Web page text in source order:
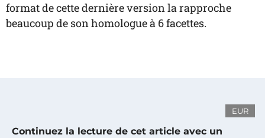
format de cette dernière version la rapproche
beaucoup de son homologue à 6 facettes.
EUR
Continuez la lecture de cet article avec un